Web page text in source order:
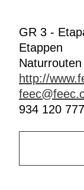
GR 3 -
Etappen
Naturrouten
http://
934 120 777